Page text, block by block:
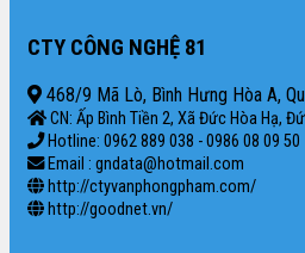
CTY CÔNG NGHỆ 81
468/9 Mã Lò, Bình Hưng Hòa A,
CN: Ấp Bình Tiền 2, Xã Đức Hòa Hạ,
Hotline: 0962 889 038 - 0986 08 09 50
Email : gndata@hotmail.com
http://ctyvanphongpham.com/
http://goodnet.vn/